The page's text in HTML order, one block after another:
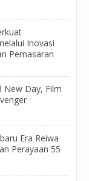
Inovasi
Pemasaran
New Day, Film
Era Reiwa
Perayaan 55